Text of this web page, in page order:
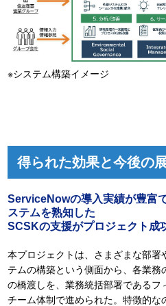
※システム構築イメージ
得られた効果と今後の
ServiceNowの導入実績が豊富
ステムを熟知した
SCSKの支援がプロジェクト成
本プロジェクトは、さまざまな部署
テムの構築という側面から、各業
の橋渡しを、業務統括部署であるフ
チーム体制で進められた。特徴的な